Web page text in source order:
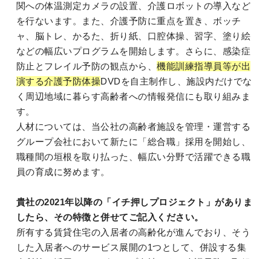
関への体温測定カメラの設置、介護ロボットの導入など
を行ないます。また、介護予防に重点を置き、ボッチ
ャ、脳トレ、かるた、折り紙、口腔体操、習字、塗り絵
などの幅広いプログラムを開始します。さらに、感染症
防止とフレイル予防の観点から、機能訓練指導員等が出
演する介護予防体操DVDを自主制作し、施設内だけでな
く周辺地域に暮らす高齢者への情報発信にも取り組みま
す。
人材については、当公社の高齢者施設を管理・運営する
グループ会社において新たに「総合職」採用を開始し、
職種間の垣根を取り払った、幅広い分野で活躍できる職
員の育成に努めます。
貴社の2021年以降の「イチ押しプロジェクト」がありま
したら、その特徴と併せてご記入ください。
所有する賃貸住宅の入居者の高齢化が進んでおり、そう
した入居者へのサービス展開の1つとして、併設する集